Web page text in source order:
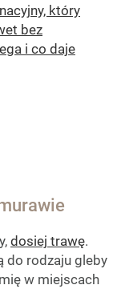
który
bez
i co daje
dosiej trawę.
do rodzaju gleby
w miejscach